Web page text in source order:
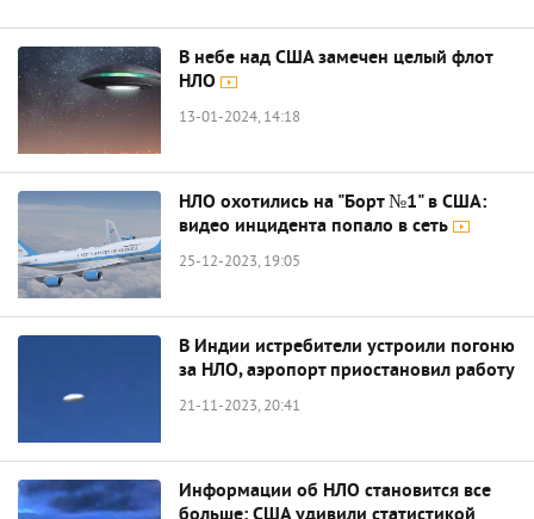
В небе над США замечен целый флот
НЛО
13-01-2024, 14:18
НЛО охотились на "Борт №1" в США:
видео инцидента попало в сеть
25-12-2023, 19:05
В Индии истребители устроили погоню
за НЛО, аэропорт приостановил работу
21-11-2023, 20:41
Информации об НЛО становится все